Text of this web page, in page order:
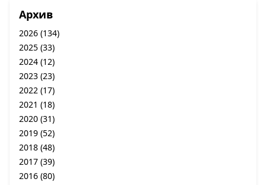
Архив
2026 (134)
2025 (33)
2024 (12)
2023 (23)
2022 (17)
2021 (18)
2020 (31)
2019 (52)
2018 (48)
2017 (39)
2016 (80)